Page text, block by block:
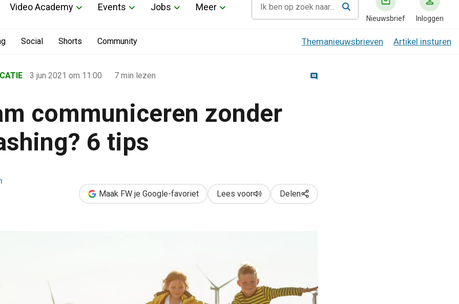
Video Academy Events Jobs Meer
Nieuwsbrief Inloggen
Social Shorts Community Themanieuwsbrieven Artikel insturen
3 jun 2021 om 11:00 7 min lezen
communiceren zonder
6 tips
Maak FW je Google-favoriet Lees voor Delen